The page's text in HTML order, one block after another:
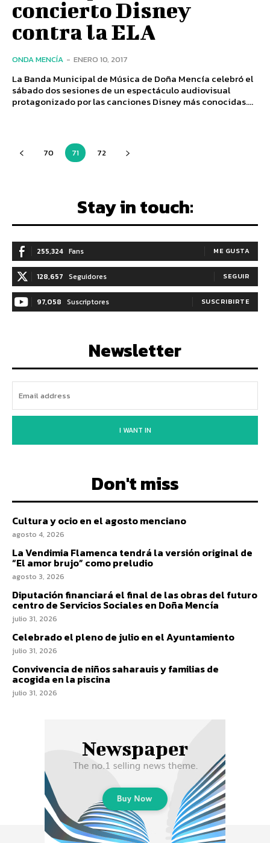
concierto Disney
contra la ELA
ONDA MENCÍA - ENERO 10, 2017
La Banda Municipal de Música de Doña Mencía celebró el
sábado dos sesiones de un espectáculo audiovisual
protagonizado por las canciones Disney más conocidas....
70 71 72
Stay in touch:
255,324 Fans ME GUSTA
128,657 Seguidores SEGUIR
97,058 Suscriptores SUSCRIBIRTE
Newsletter
I WANT IN
Don't miss
Cultura y ocio en el agosto menciano
agosto 4, 2026
La Vendimia Flamenca tendrá la versión original de
“El amor brujo” como preludio
agosto 3, 2026
Diputación financiará el final de las obras del futuro
centro de Servicios Sociales en Doña Mencía
julio 31, 2026
Celebrado el pleno de julio en el Ayuntamiento
julio 31, 2026
Convivencia de niños saharauis y familias de
acogida en la piscina
julio 31, 2026